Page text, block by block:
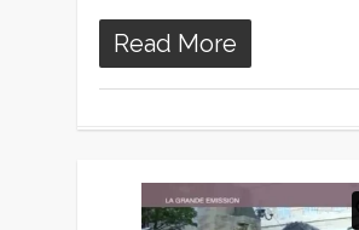
Read More
0